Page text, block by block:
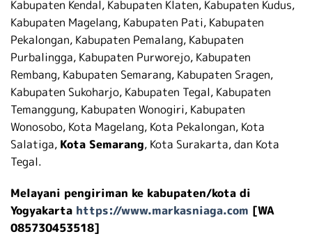
Kabupaten Kendal, Kabupaten Klaten, Kabupaten Kudus,
Kabupaten Magelang, Kabupaten Pati, Kabupaten
Pekalongan, Kabupaten Pemalang, Kabupaten
Purbalingga, Kabupaten Purworejo, Kabupaten
Rembang, Kabupaten Semarang, Kabupaten Sragen,
Kabupaten Sukoharjo, Kabupaten Tegal, Kabupaten
Temanggung, Kabupaten Wonogiri, Kabupaten
Wonosobo, Kota Magelang, Kota Pekalongan, Kota
Salatiga, Kota Semarang, Kota Surakarta, dan Kota
Tegal.
Melayani pengiriman ke kabupaten/kota di
Yogyakarta https://www.markasniaga.com [WA
085730453518]